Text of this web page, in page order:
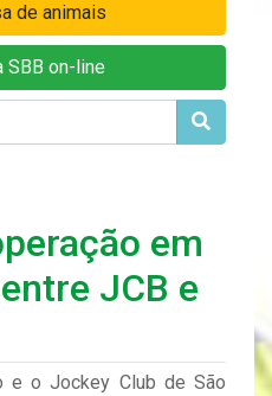
de animais
SBB on-line
em
JCB e
e o Jockey Club de São